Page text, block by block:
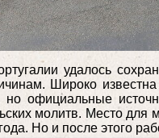
удалось
Широко
официальные
молитв. Место
Но и после этого